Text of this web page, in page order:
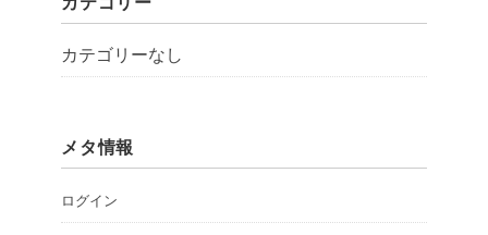
カテゴリーなし
メタ情報
ログイン